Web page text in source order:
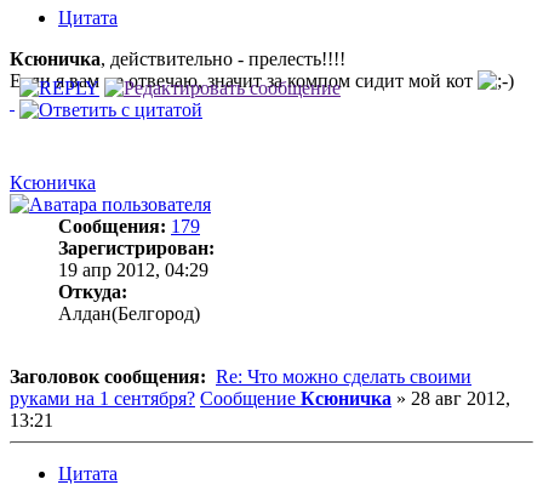
Цитата
Ксюничка, действительно - прелесть!!!!
Если я вам не отвечаю, значит за компом сидит мой кот
Ксюничка
Сообщения: 179
Зарегистрирован:
19 апр 2012, 04:29
Откуда:
Алдан(Белгород)
Заголовок сообщения: Re: Что можно сделать своими
руками на 1 сентября? Сообщение Ксюничка » 28 авг 2012,
13:21
Цитата